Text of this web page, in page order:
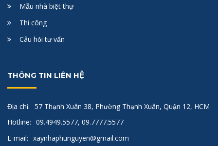
Mẫu nhà biệt thự
Thi công
Câu hỏi tư vấn
THÔNG TIN LIÊN HỆ
Địa chỉ: 57 Thạnh Xuân 38, Phường Thạnh Xuân, Quận 12, HCM
Hotline: 09.4949.5577, 09.7777.5577
E-mail: xaynhaphunguyen@gmail.com